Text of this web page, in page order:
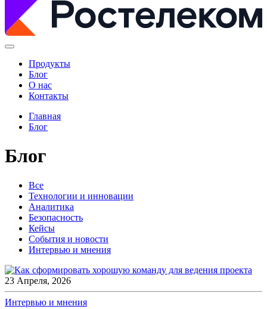
Продукты
Блог
О нас
Контакты
Главная
Блог
Блог
Все
Технологии и инновации
Аналитика
Безопасность
Кейсы
События и новости
Интервью и мнения
23 Апреля, 2026
Интервью и мнения